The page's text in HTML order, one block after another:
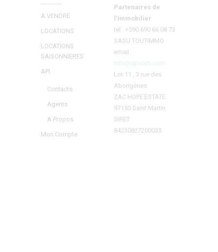
A VENDRE
LOCATIONS
LOCATIONS
SAISONNIERES
API
Contacts
Agents
A Propos
Mon Compte
Partenaires de
l’Immobilier
tel.: +590 690 66 08 73
SASU TOUTIMMO
email :
info@apisxm.com
Lot 11 , 3 rue des
Aborigènes
ZAC HOPE ESTATE
97150 Saint Martin
SIRET
84230827200033